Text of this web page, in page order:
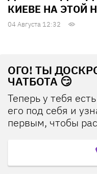
КИЕВЕ НА ЭТОЙ
04 Августа 12:32
ОГО! ТЫ
ЧАТБОТА 😏
Теперь у тебя
его под себя и
первым, чтобы